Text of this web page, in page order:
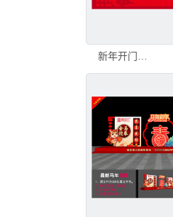
新年开门红喜庆艺术字